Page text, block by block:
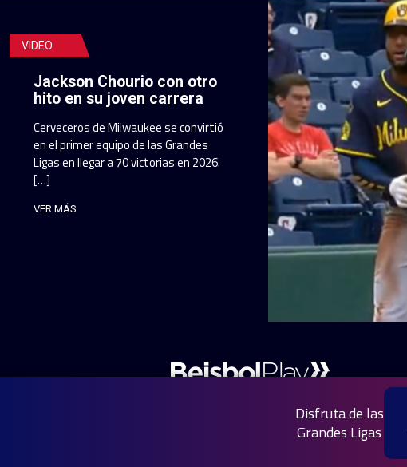
VIDEO
Jackson Chourio con otro
hito en su joven carrera
Cerveceros de Milwaukee se convirtió
en el primer equipo de las Grandes
Ligas en llegar a 70 victorias en 2026.
[…]
VER MÁS
Disfruta de las
Grandes Ligas